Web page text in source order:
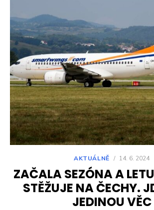
AKTUÁLNĚ / 14. 6. 2024
ZAČALA SEZÓNA A
STĚŽUJE NA ČECHY.
JEDINOU VĚC